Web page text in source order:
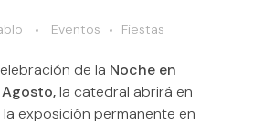
Eventos Fiestas
de la Noche en
la catedral abrirá en
la exposición permanente en